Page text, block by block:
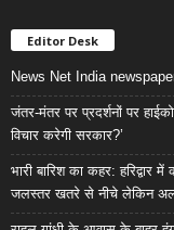
Editor Desk
News Net India
जंतर-मंतर पर प्रदर्शनों पर
विचार करेगी सरकार?’
भारी बारिश का कहर: हरिद्वार
जलस्तर खतरे से नीचे लेकिन